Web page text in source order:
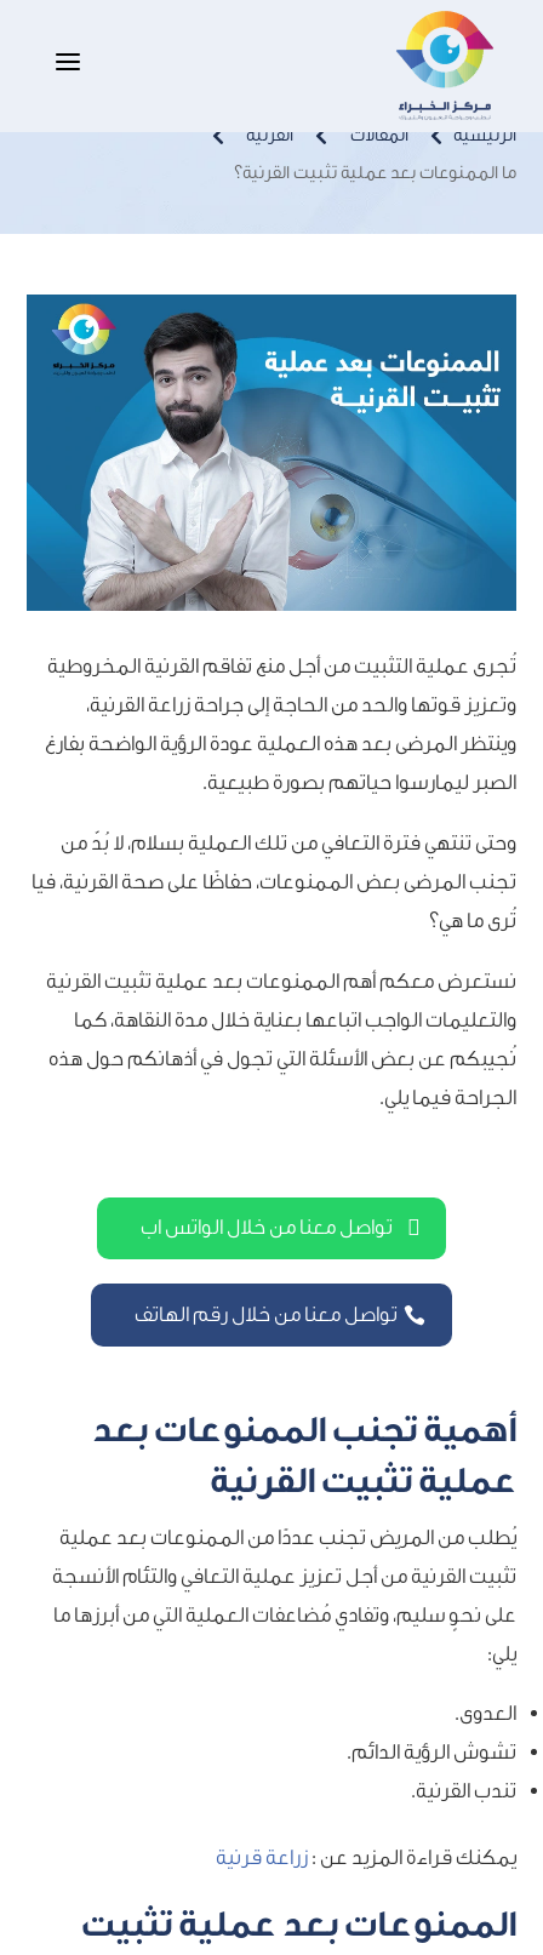
a
ما الممنوعات بعد عملية تثبيت القرنية؟
الرئيسية  المقالات  القرنيه 
ما الممنوعات بعد عملية تثبيت القرنية؟
تُجرى عملية التثبيت من أجل منع تفاقم القرنية المخروطية
وتعزيز قوتها والحد من الحاجة إلى جراحة زراعة القرنية،
وينتظر المرضى بعد هذه العملية عودة الرؤية الواضحة بفارغ
الصبر ليمارسوا حياتهم بصورة طبيعية.
وحتى تنتهي فترة التعافي من تلك العملية بسلام، لا بُدّ من
تجنب المرضى بعض الممنوعات، حفاظًا على صحة القرنية، فيا
تُرى ما هي؟
نستعرض معكم أهم الممنوعات بعد عملية تثبيت القرنية
والتعليمات الواجب اتباعها بعناية خلال مدة النقاهة، كما
نُجيبكم عن بعض الأسئلة التي تجول في أذهانكم حول هذه
الجراحة فيما يلي.
تواصل معنا من خلال الواتس اب
تواصل معنا من خلال رقم الهاتف
أهمية تجنب الممنوعات بعد
عملية تثبيت القرنية
يُطلب من المريض تجنب عددًا من الممنوعات بعد عملية
تثبيت القرنية من أجل تعزيز عملية التعافي والتئام الأنسجة
على نحوٍ سليم، وتفادي مُضاعفات العملية التي من أبرزها ما
يلي:
العدوى.
تشوش الرؤية الدائم.
تندب القرنية.
يمكنك قراءة المزيد عن : زراعة قرنية
الممنوعات بعد عملية تثبيت